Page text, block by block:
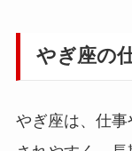
やぎ座の
やぎ座は、仕